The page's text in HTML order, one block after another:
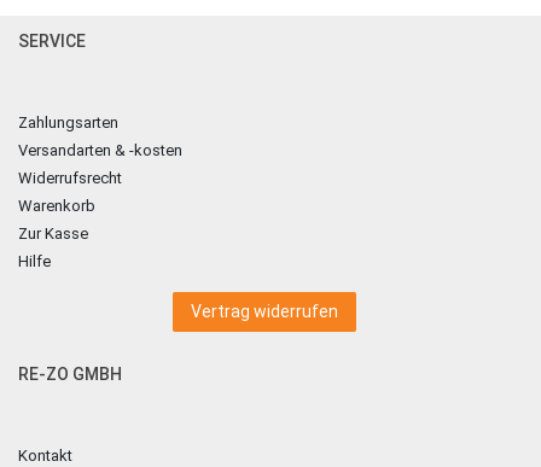
SERVICE
Zahlungsarten
Versandarten & -kosten
Widerrufsrecht
Warenkorb
Zur Kasse
Hilfe
Vertrag widerrufen
RE-ZO GMBH
Kontakt